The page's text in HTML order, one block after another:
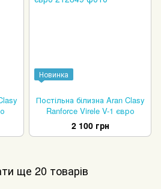
Новинка
Постільна білизна Aran Clasy
Ranforce Virele V-1 євро
2 100 грн
ще 20 товарів